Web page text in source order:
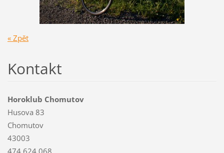
« Zpět
Kontakt
Horoklub Chomutov
Husova 83
Chomutov
43003
474 624 068